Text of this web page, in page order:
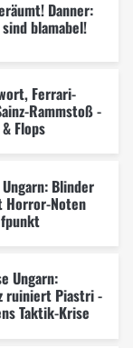
Danner:
blamabel!
Ferrari-
Rammstoß -
Flops
Blinder
Horror-Noten
Ungarn:
ruiniert Piastri -
Taktik-Krise